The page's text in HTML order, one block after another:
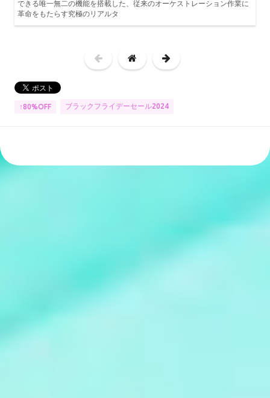
できる唯一無二の機能を搭載した、従来のオーケストレーション作業に
革命をもたらす究極のリアルタ
↑80%OFF ブラックフライデーセール2024